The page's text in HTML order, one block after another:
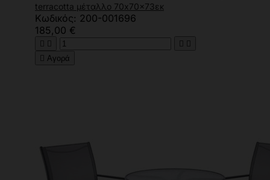
terracotta μέταλλο 70x70x73εκ
Κωδικός: 200-001696
185,00 €
   
 Αγορά